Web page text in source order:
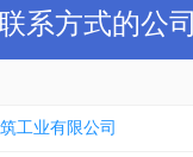
系方式的公司
工业有限公司